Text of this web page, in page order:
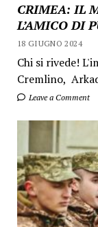
CRIMEA: IL
L’AMICO DI
18 GIUGNO 2024
Chi si rivede!
Cremlino,
Leave a Comment